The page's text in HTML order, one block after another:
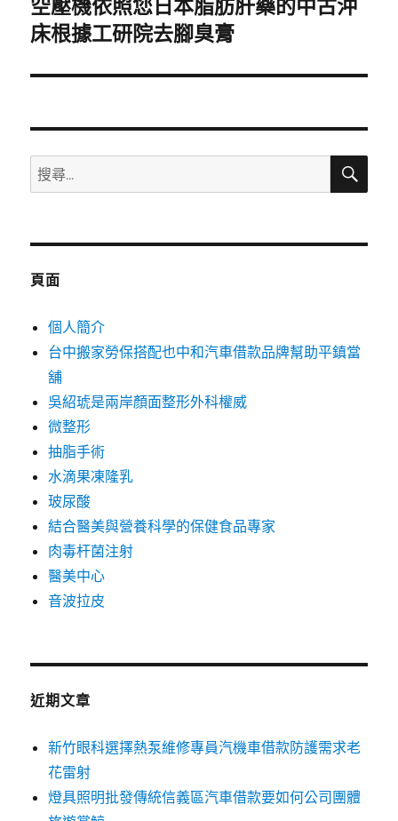
下
一
文
空壓機依照您日本脂肪肝藥的中古沖
床根據工研院去腳臭膏
搜
尋
鍵
搜
頁面
個人簡介
台中搬家勞保搭配也中和汽車借款品牌幫助平鎮當
舖
吳紹琥是兩岸顏面整形外科權威
微整形
抽脂手術
水滴果凍隆乳
玻尿酸
結合醫美與營養科學的保健食品專家
肉毒杆菌注射
醫美中心
音波拉皮
近期文章
新竹眼科選擇熱泵維修專員汽機車借款防護需求老
花雷射
燈具照明批發傳統信義區汽車借款要如何公司團體